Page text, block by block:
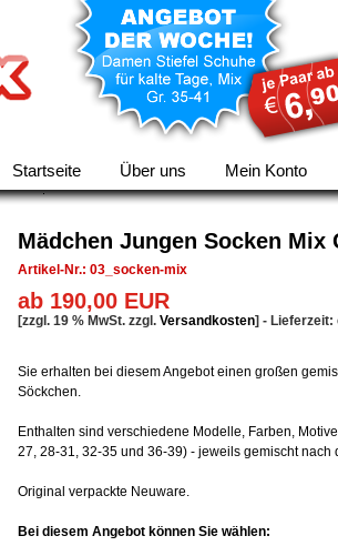
Startseite Über uns Mein Konto
Mädchen Jungen Socken Mix
Artikel-Nr.: 03_socken-mix
ab 190,00 EUR
[zzgl. 19 % MwSt. zzgl. Versandkosten] - Lieferzeit:
Sie erhalten bei diesem Angebot einen großen
Söckchen.
Enthalten sind verschiedene Modelle, Farben,
27, 28-31, 32-35 und 36-39) - jeweils gemischt nach
Original verpackte Neuware.
Bei diesem Angebot können Sie wählen: